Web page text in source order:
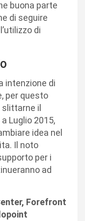
buona parte
di seguire
di
intenzione di
per questo
il
Luglio 2015,
idea nel
Il noto
per i
ad
Forefront